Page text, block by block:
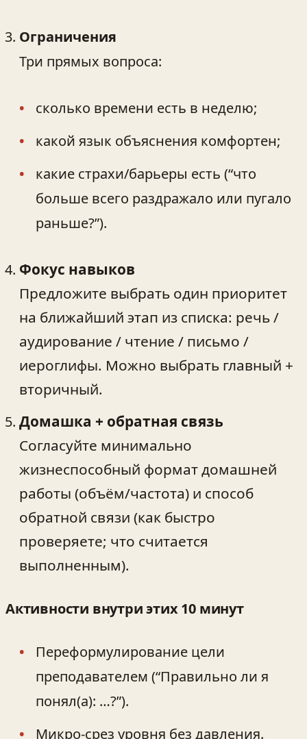
Ограничения
Три прямых вопроса:
сколько времени есть в неделю;
какой язык объяснения комфортен;
какие страхи/барьеры есть (“что
больше всего раздражало или пугало
раньше?”).
Фокус навыков
Предложите выбрать один приоритет
на ближайший этап из списка: речь /
аудирование / чтение / письмо /
иероглифы. Можно выбрать главный +
вторичный.
Домашка + обратная связь
Согласуйте минимально
жизнеспособный формат домашней
работы (объём/частота) и способ
обратной связи (как быстро
проверяете; что считается
выполненным).
Активности внутри этих 10 минут
Переформулирование цели
преподавателем (“Правильно ли я
понял(а): …?”).
Микро-срез уровня без давления.